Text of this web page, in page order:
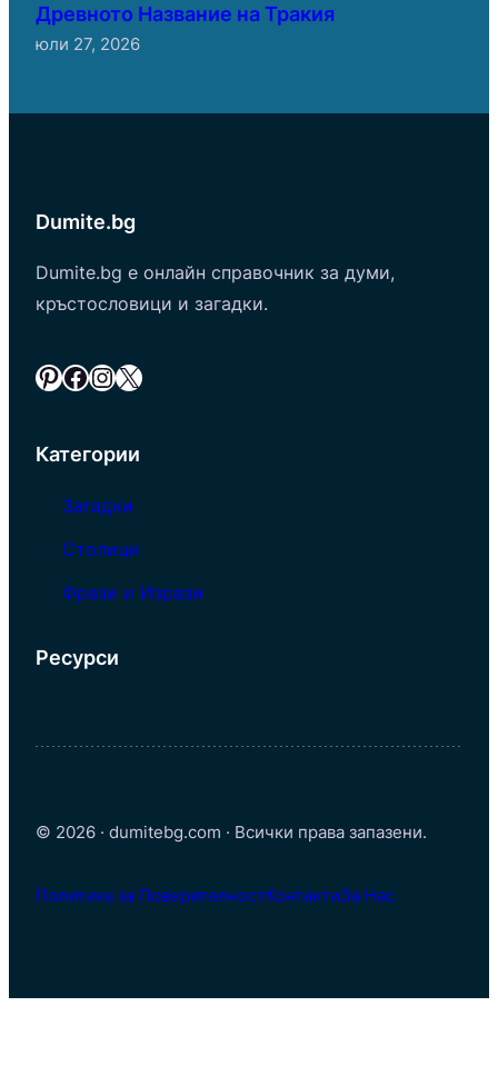
Древното Название на Тракия
юли 27, 2026
Dumite.bg
Dumite.bg е онлайн справочник за думи,
кръстословици и загадки.
Pinterest Facebook InstagramX
Категории
Загадки
Столици
Фрази и Изрази
Ресурси
© 2026 · dumitebg.com · Всички права запазени.
Политика за ПоверителностКонтактиЗа Нас